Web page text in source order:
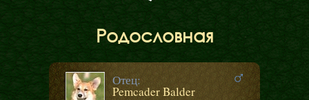
Родословная
Отец:
Pemcader Balder